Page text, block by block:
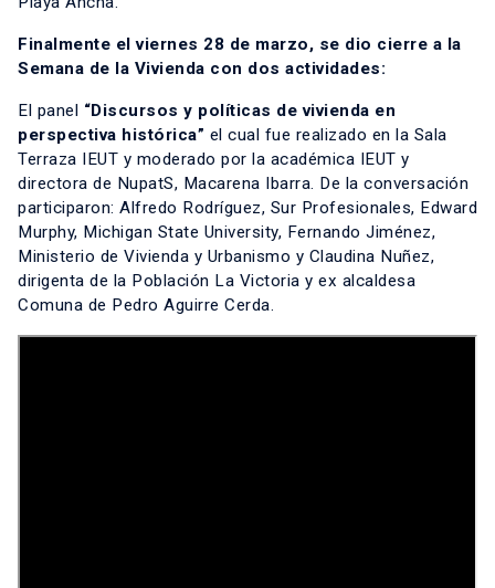
Finalmente el viernes 28 de marzo, se dio cierre a la
Semana de la Vivienda con dos actividades:
El panel “Discursos y políticas de vivienda en
perspectiva histórica” el cual fue realizado en la Sala
Terraza IEUT y moderado por la académica IEUT y
directora de NupatS, Macarena Ibarra. De la conversación
participaron: Alfredo Rodríguez, Sur Profesionales, Edward
Murphy, Michigan State University, Fernando Jiménez,
Ministerio de Vivienda y Urbanismo y Claudina Nuñez,
dirigenta de la Población La Victoria y ex alcaldesa
Comuna de Pedro Aguirre Cerda.